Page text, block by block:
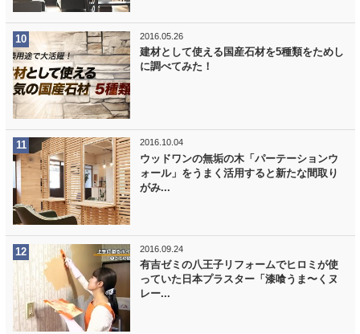
2016.05.26
建材として使える国産石材を5種類をためし
に調べてみた！
2016.10.04
ウッドワンの無垢の木「パーテーションウ
ォール」をうまく活用すると新たな間取り
がみ...
2016.09.24
有吉ゼミの八王子リフォームでヒロミが使
っていた日本プラスター「漆喰うま〜くヌ
レー...